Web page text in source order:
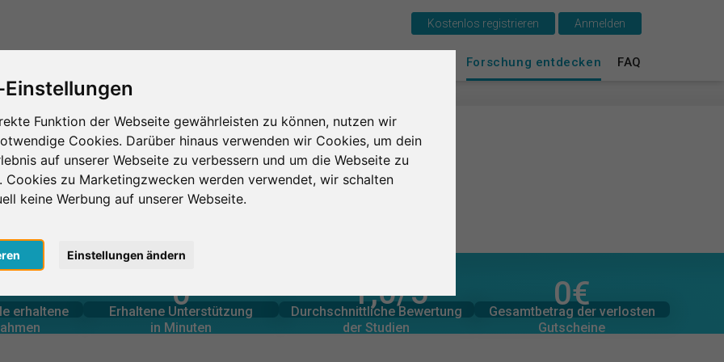
Funktion der Webseite gewährleisten zu können, nutzen wir
Cookies. Darüber hinaus verwenden wir Cookies, um dein
auf unserer Webseite zu verbessern und um die Webseite zu
Cookies zu Marketingzwecken werden verwendet, wir schalten
keine Werbung auf unserer Webseite.
Einstellungen ändern
Forschung entdecken FAQ
Kostenlos registrieren Anmelden
erhaltene
erbrachte 0
Erhaltene Unterstützung
in Minuten
0
Geleistete Unterstützung 1,0/5
Durchschnittliche Bewertung
der Studien
0
Anzahl der Bewertungen 0€
Gesamtbetrag der verlosten
Gutscheine
0€
Gesamtbetrag der
zugesagten Spenden
Anmelden
English
Nederlands